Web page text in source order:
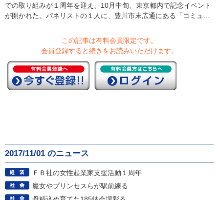
での取り組みが１周年を迎え、10月中旬、東京都内で記念イベント
が開かれた。パネリストの１人に、豊川市末広通にある「コミュ...
この記事は有料会員限定です。
会員登録すると続きをお読みいただけます。
2017/11/01 のニュース
ＦＢ社の女性起業家支援活動１周年
魔女やプリンセスらが駅前練る